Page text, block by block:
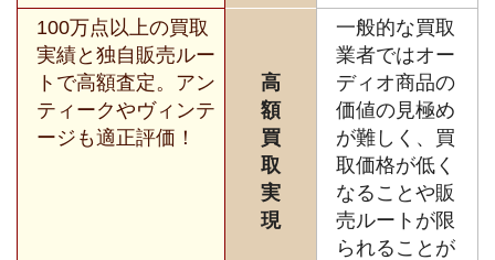
100万点以上の買取
実績と独自販売ルー
トで高額査定。アン
ティークやヴィンテ
ージも適正評価！
高
額
買
取
実
現
一般的な買取
業者ではオー
ディオ商品の
価値の見極め
が難しく、買
取価格が低く
なることや販
売ルートが限
られることが